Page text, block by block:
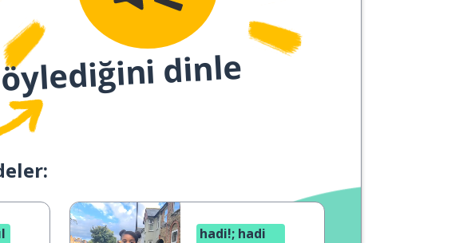
dinle
hadi!; hadi